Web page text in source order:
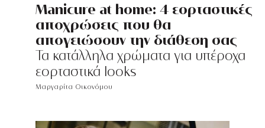
Manicure at home: 4 εορταστικές
αποχρώσεις που θα
απογειώσουν την διάθεση σας
Τα κατάλληλα χρώματα για υπέροχα
εορταστικά looks
Μαργαρίτα Οικονόμου